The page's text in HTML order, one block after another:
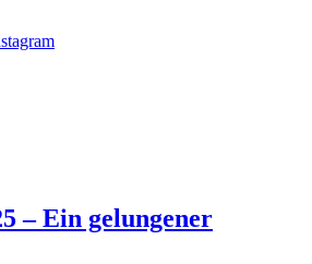
– Ein gelungener